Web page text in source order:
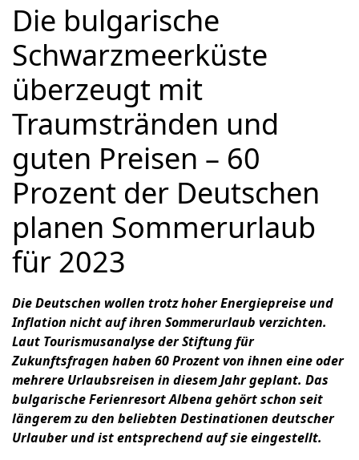
Die bulgarische
Schwarzmeerküste
überzeugt mit
Traumstränden und
guten Preisen – 60
Prozent der Deutschen
planen Sommerurlaub
für 2023
Die Deutschen wollen trotz hoher Energiepreise und
Inflation nicht auf ihren Sommerurlaub verzichten.
Laut Tourismusanalyse der Stiftung für
Zukunftsfragen haben 60 Prozent von ihnen eine oder
mehrere Urlaubsreisen in diesem Jahr geplant. Das
bulgarische Ferienresort Albenagehört schon seit
längerem zu den beliebten Destinationen deutscher
Urlauber und ist entsprechend auf sie eingestellt.